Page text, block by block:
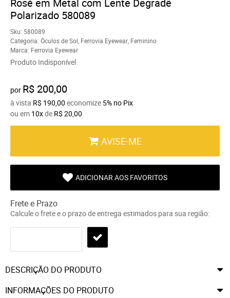
Polarizado 580089
Sku: 580089
Categoria: Óculos de Sol Ferrovia Eyewear Feminino
Marca: Ferrovia Eyewear
Produto Indisponível
por R$ 200,00
à vista R$ 190,00 economize 5% no Pix
ou em 10xde R$ 20,00
AVISE-ME
ADICIONAR AOS FAVORITOS
Frete e Prazo
Calcule o frete e o prazo de entrega estimados para sua região:
DESCRIÇÃO DO PRODUTO
INFORMAÇÕES DO PRODUTO